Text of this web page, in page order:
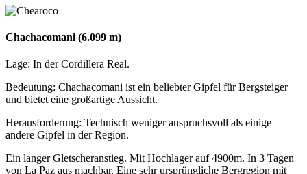
Chachacomani (6.099 m)
Lage: In der Cordillera Real.
Bedeutung: Chachacomani ist ein beliebter Gipfel für Bergsteiger
und bietet eine großartige Aussicht.
Herausforderung: Technisch weniger anspruchsvoll als einige
andere Gipfel in der Region.
Ein langer Gletscheranstieg. Mit Hochlager auf 4900m. In 3 Tagen
von La Paz aus machbar. Eine sehr ursprüngliche Bergregion mit